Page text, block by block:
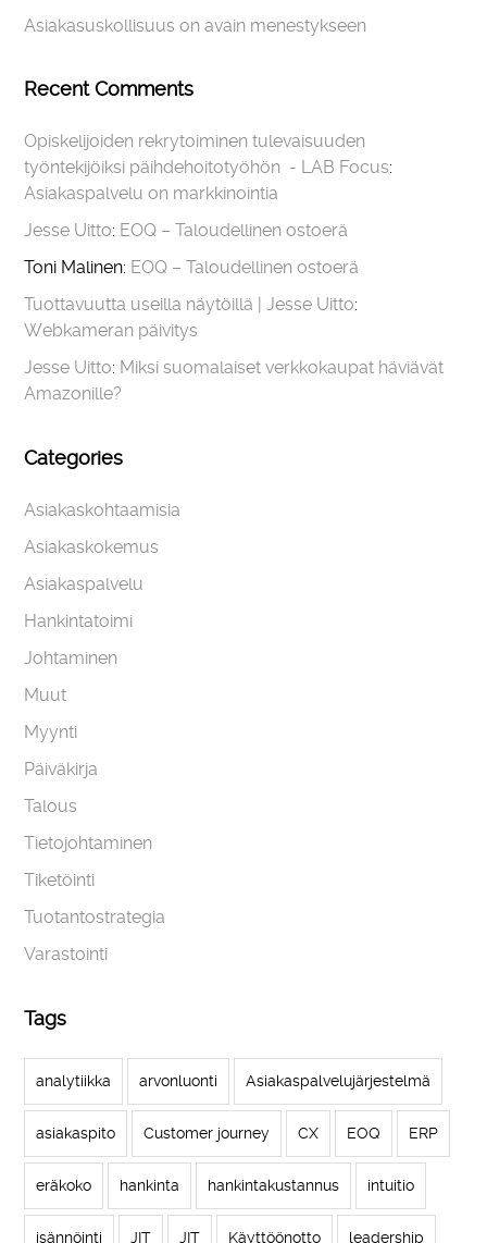
Asiakasuskollisuus on avain menestykseen
Recent Comments
Opiskelijoiden rekrytoiminen tulevaisuuden
työntekijöiksi päihdehoitotyöhön - LAB Focus:
Asiakaspalvelu on markkinointia
Jesse Uitto: EOQ – Taloudellinen ostoerä
Toni Malinen: EOQ – Taloudellinen ostoerä
Tuottavuutta useilla näytöillä | Jesse Uitto:
Webkameran päivitys
Jesse Uitto: Miksi suomalaiset verkkokaupat häviävät
Amazonille?
Categories
Asiakaskohtaamisia
Asiakaskokemus
Asiakaspalvelu
Hankintatoimi
Johtaminen
Muut
Myynti
Päiväkirja
Talous
Tietojohtaminen
Tiketöinti
Tuotantostrategia
Varastointi
Tags
analytiikka arvonluonti Asiakaspalvelujärjestelmä
asiakaspito Customer journey CX EOQ ERP
eräkoko hankinta hankintakustannus intuitio
isännöinti JIT JIT Käyttöönotto leadership